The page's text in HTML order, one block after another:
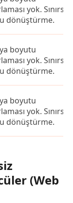
yok. Sınırsız
dönüştürme.
boyutu
yok. Sınırsız
dönüştürme.
boyutu
yok. Sınırsız
dönüştürme.
(Web